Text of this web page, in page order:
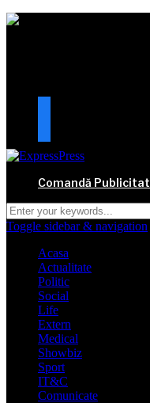
Comandă
Toggle sidebar & navigation
Acasa
Actualitate
Politic
Social
Life
Extern
Medical
Showbiz
Sport
IT&C
Comunicate